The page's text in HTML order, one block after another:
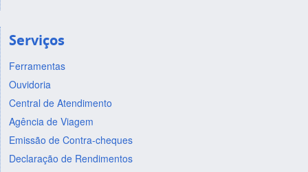
Serviços
Ferramentas
Ouvidoria
Central de Atendimento
Agência de Viagem
Emissão de Contra-cheques
Declaração de Rendimentos